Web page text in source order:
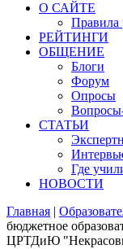
О САЙТЕ
Правила
РЕЙТИНГИ
ОБЩЕНИЕ
Блоги
Форум
Опросы
СТАТЬИ
Где
НОВОСТИ
Главная |
бюджетное
ЦРТДиЮ